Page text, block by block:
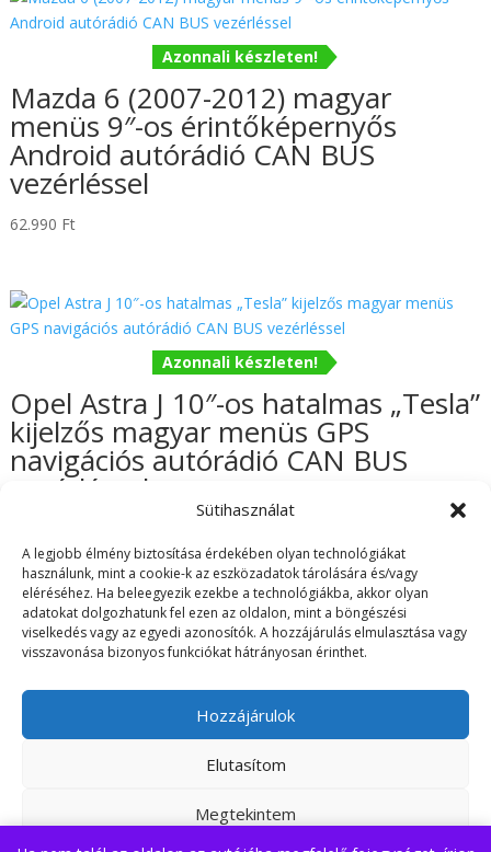
Sütihasználat
A legjobb élmény biztosítása érdekében olyan technológiákat
használunk, mint a cookie-k az eszközadatok tárolására és/vagy
eléréséhez. Ha beleegyezik ezekbe a technológiákba, akkor olyan
adatokat dolgozhatunk fel ezen az oldalon, mint a böngészési
viselkedés vagy az egyedi azonosítók. A hozzájárulás elmulasztása vagy
visszavonása bizonyos funkciókat hátrányosan érinthet.
Hozzájárulok
Elutasítom
Megtekintem
Azonnali készleten!
Mazda 6 (2007-2012) magyar
menüs 9″-os érintőképernyős
Android autórádió CAN BUS
vezérléssel
62.990 Ft
Azonnali készleten!
Opel Astra J 10″-os hatalmas „Tesla”
kijelzős magyar menüs GPS
navigációs autórádió CAN BUS
vezérléssel
Értékelés:
5.00
/ 5
179.990Ft – 189.990FtÁrtartomány:
179.990 Ft
-
189.990 Ft
ÁSZF
Adatvédelmi irányelvek
Visszaküldés/Garancia
Szállítási információk
Árukereső.hu